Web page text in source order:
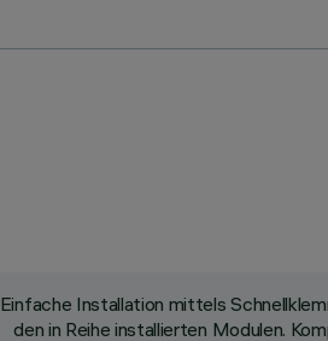
Einfache Installation mittels
den in Reihe installierten Modulen.